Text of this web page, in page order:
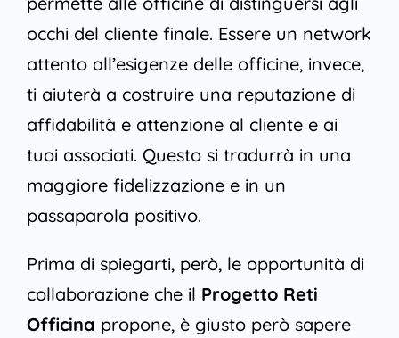
occhi del cliente finale. Essere un network
attento all’esigenze delle officine, invece,
ti aiuterà a costruire una reputazione di
affidabilità e attenzione al cliente e ai
tuoi associati. Questo si tradurrà in una
maggiore fidelizzazione e in un
passaparola positivo.
Prima di spiegarti, però, le opportunità di
collaborazione che il Progetto Reti
Officina propone, è giusto però sapere